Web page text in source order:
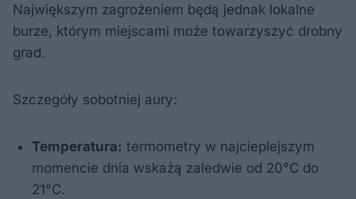
Największym zagrożeniem będą jednak lokalne
burze, którym miejscami może towarzyszyć drobny
grad.
Szczegóły sobotniej aury:
Temperatura: termometry w najcieplejszym
momencie dnia wskażą zaledwie od 20°C do
21°C.